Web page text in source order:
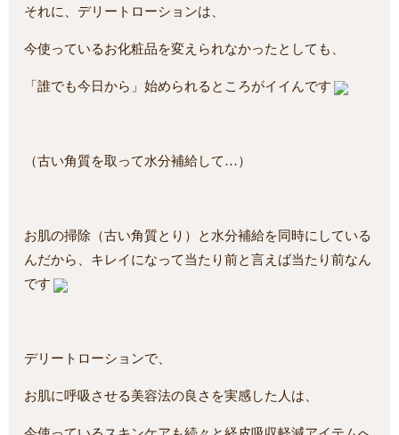
それに、デリートローションは、
今使っているお化粧品を変えられなかったとしても、
「誰でも今日から」始められるところがイイんです
（古い角質を取って水分補給して…）
お肌の掃除（古い角質とり）と水分補給を同時にしている
んだから、キレイになって当たり前と言えば当たり前なん
です
デリートローションで、
お肌に呼吸させる美容法の良さを実感した人は、